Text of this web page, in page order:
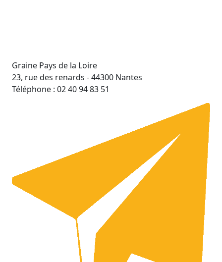
Graine Pays de la Loire
23, rue des renards - 44300 Nantes
Téléphone : 02 40 94 83 51